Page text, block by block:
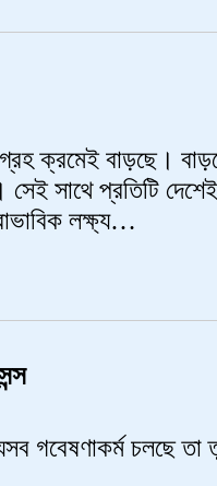
ক্রমেই বাড়ছে।
সাথে প্রতিটি
লক্ষ্য…
গবেষণাকর্ম চলছে